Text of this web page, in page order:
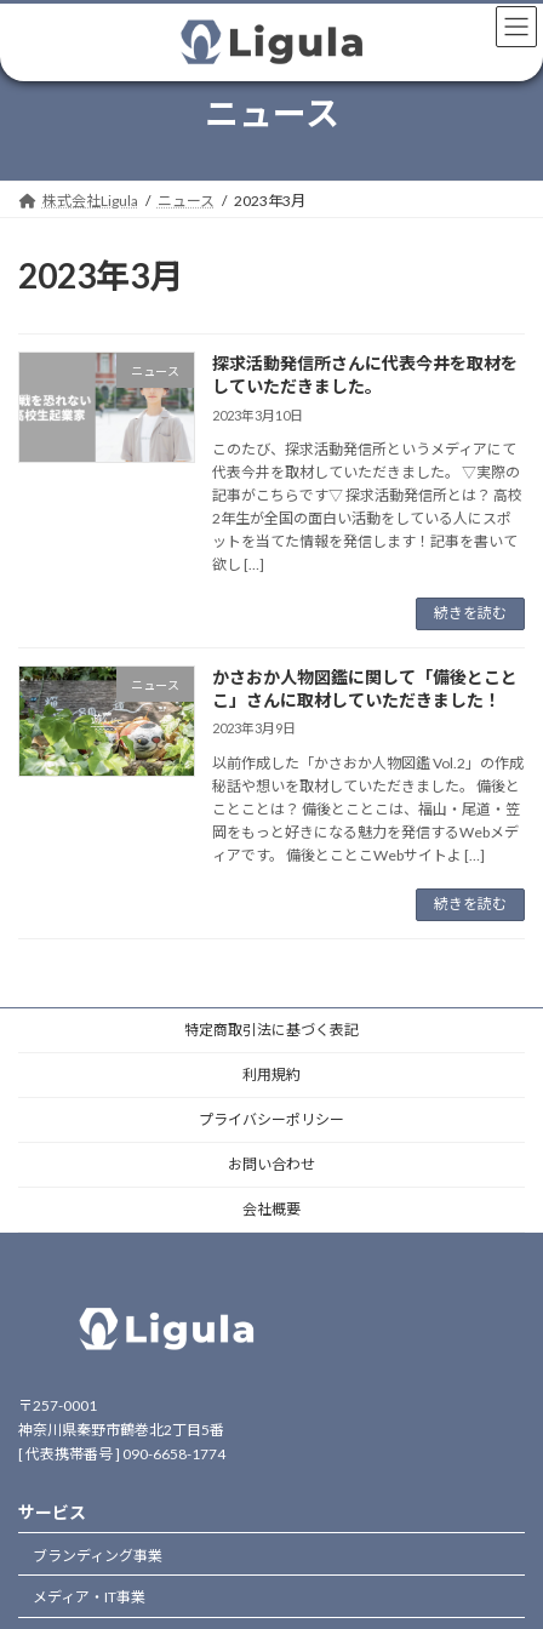
テ
ン
キ
ゲ
ー
に
ニュース
株式会社Ligula ニュース 2023年3月
2023年3月
ニュース
探求活動発信所さんに代表今井を取材を
していただきました。
2023年3月10日
このたび、探求活動発信所というメディアにて
代表今井を取材していただきました。 ▽実際の
記事がこちらです▽ 探求活動発信所とは？ 高校
2年生が全国の面白い活動をしている人にスポ
ットを当てた情報を発信します！記事を書いて
欲し […]
続きを読む
ニュース
かさおか人物図鑑に関して「備後とこと
こ」さんに取材していただきました！
2023年3月9日
以前作成した「かさおか人物図鑑 Vol.2」の作成
秘話や想いを取材していただきました。 備後と
ことことは？ 備後とことこは、福山・尾道・笠
岡をもっと好きになる魅力を発信するWebメデ
ィアです。 備後とことこWebサイトよ […]
続きを読む
特定商取引法に基づく表記
利用規約
プライバシーポリシー
お問い合わせ
会社概要
〒257-0001
神奈川県秦野市鶴巻北2丁目5番
[ 代表携帯番号 ] 090-6658-1774
サービス
ブランディング事業
メディア・IT事業